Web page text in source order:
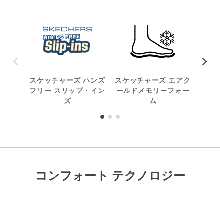
スケッチャーズ ハンズ
フリー スリップ・イン
ズ
スケッチャーズ エアク
ールドメモリーフォー
ム
コンフォート テクノロジー